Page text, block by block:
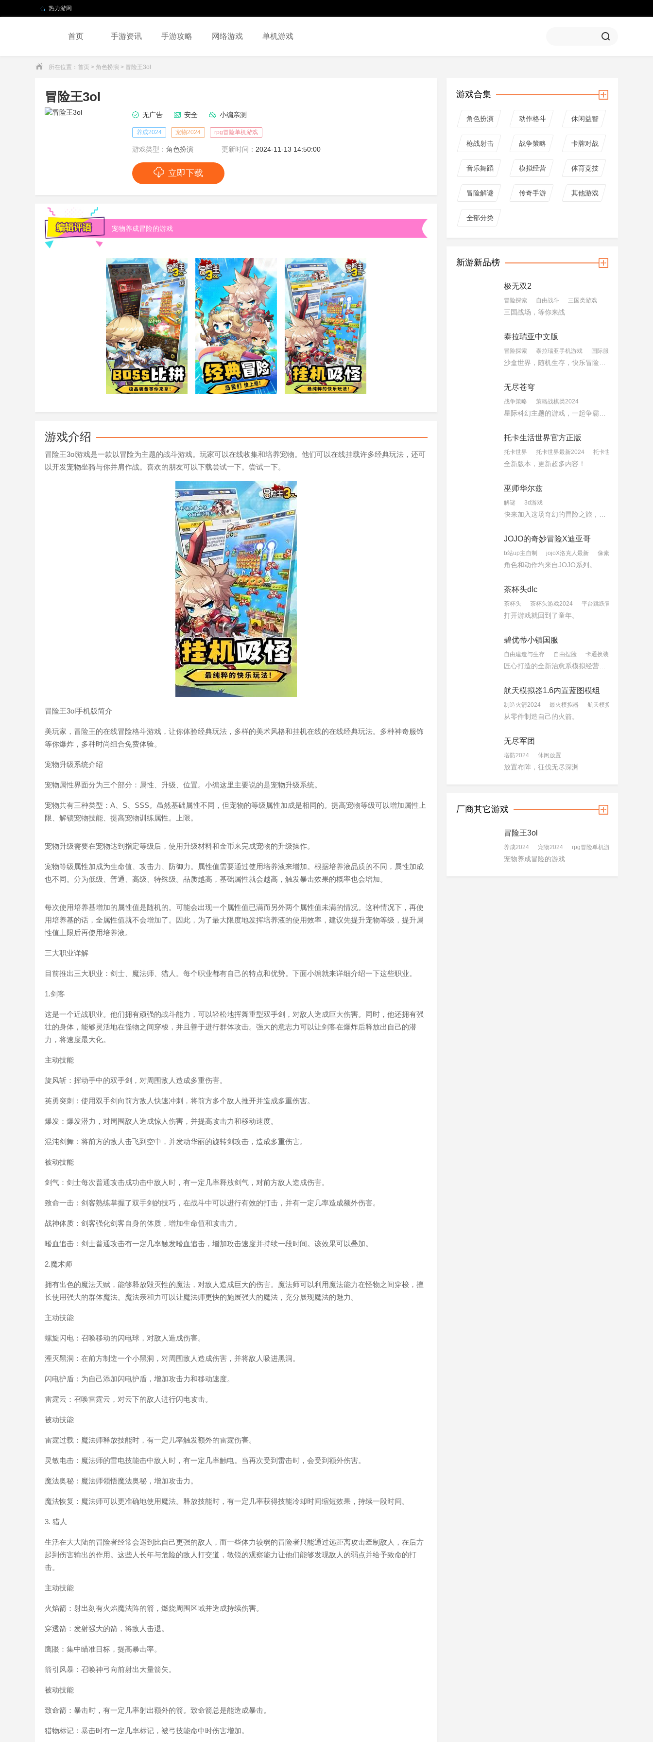
热力游网
首页 手游资讯 手游攻略 网络游戏 单机游戏
所在位置： 首页 > 角色扮演 > 冒险王3ol
冒险王3ol
无广告 安全 小编亲测
养成2024 宠物2024 rpg冒险单机游戏
游戏类型： 角色扮演 更新时间： 2024-11-13 14:50:00
立即下载
宠物养成冒险的游戏
游戏介绍
冒险王3ol游戏是一款以冒险为主题的战斗游戏。玩家可以在线收集和培养宠物。他们可以在线挂载许多经典玩法，还可
以开发宠物坐骑与你并肩作战。喜欢的朋友可以下载尝试一下。尝试一下。
冒险王3ol手机版简介
美玩家，冒险王的在线冒险格斗游戏，让你体验经典玩法，多样的美术风格和挂机在线的在线经典玩法。多种神奇服饰
等你爆炸，多种时尚组合免费体验。
宠物升级系统介绍
宠物属性界面分为三个部分：属性、升级、位置。小编这里主要说的是宠物升级系统。
宠物共有三种类型：A、S、SSS。虽然基础属性不同，但宠物的等级属性加成是相同的。提高宠物等级可以增加属性上
限、解锁宠物技能、提高宠物训练属性。上限。
宠物升级需要在宠物达到指定等级后，使用升级材料和金币来完成宠物的升级操作。
宠物等级属性加成为生命值、攻击力、防御力。属性值需要通过使用培养液来增加。根据培养液品质的不同，属性加成
也不同。分为低级、普通、高级、特殊级。品质越高，基础属性就会越高，触发暴击效果的概率也会增加。
每次使用培养基增加的属性值是随机的。可能会出现一个属性值已满而另外两个属性值未满的情况。这种情况下，再使
用培养基的话，全属性值就不会增加了。因此，为了最大限度地发挥培养液的使用效率，建议先提升宠物等级，提升属
性值上限后再使用培养液。
三大职业详解
目前推出三大职业：剑士、魔法师、猎人。每个职业都有自己的特点和优势。下面小编就来详细介绍一下这些职业。
1.剑客
这是一个近战职业。他们拥有顽强的战斗能力，可以轻松地挥舞重型双手剑，对敌人造成巨大伤害。同时，他还拥有强
壮的身体，能够灵活地在怪物之间穿梭，并且善于进行群体攻击。强大的意志力可以让剑客在爆炸后释放出自己的潜
力，将速度最大化。
主动技能
旋风斩：挥动手中的双手剑，对周围敌人造成多重伤害。
英勇突刺：使用双手剑向前方敌人快速冲刺，将前方多个敌人推开并造成多重伤害。
爆发：爆发潜力，对周围敌人造成惊人伤害，并提高攻击力和移动速度。
混沌剑舞：将前方的敌人击飞到空中，并发动华丽的旋转剑攻击，造成多重伤害。
被动技能
剑气：剑士每次普通攻击成功击中敌人时，有一定几率释放剑气，对前方敌人造成伤害。
致命一击：剑客熟练掌握了双手剑的技巧，在战斗中可以进行有效的打击，并有一定几率造成额外伤害。
战神体质：剑客强化剑客自身的体质，增加生命值和攻击力。
嗜血追击：剑士普通攻击有一定几率触发嗜血追击，增加攻击速度并持续一段时间。该效果可以叠加。
2.魔术师
拥有出色的魔法天赋，能够释放毁灭性的魔法，对敌人造成巨大的伤害。魔法师可以利用魔法能力在怪物之间穿梭，擅
长使用强大的群体魔法。魔法亲和力可以让魔法师更快的施展强大的魔法，充分展现魔法的魅力。
主动技能
螺旋闪电：召唤移动的闪电球，对敌人造成伤害。
湮灭黑洞：在前方制造一个小黑洞，对周围敌人造成伤害，并将敌人吸进黑洞。
闪电护盾：为自己添加闪电护盾，增加攻击力和移动速度。
雷霆云：召唤雷霆云，对云下的敌人进行闪电攻击。
被动技能
雷霆过载：魔法师释放技能时，有一定几率触发额外的雷霆伤害。
灵敏电击：魔法师的雷电技能击中敌人时，有一定几率触电。当再次受到雷击时，会受到额外伤害。
魔法奥秘：魔法师领悟魔法奥秘，增加攻击力。
魔法恢复：魔法师可以更准确地使用魔法。释放技能时，有一定几率获得技能冷却时间缩短效果，持续一段时间。
3. 猎人
生活在大大陆的冒险者经常会遇到比自己更强的敌人，而一些体力较弱的冒险者只能通过远距离攻击牵制敌人，在后方
起到伤害输出的作用。这些人长年与危险的敌人打交道，敏锐的观察能力让他们能够发现敌人的弱点并给予致命的打
击。
主动技能
火焰箭：射出刻有火焰魔法阵的箭，燃烧周围区域并造成持续伤害。
穿透箭：发射强大的箭，将敌人击退。
鹰眼：集中瞄准目标，提高暴击率。
箭引风暴：召唤神弓向前射出大量箭矢。
被动技能
致命箭：暴击时，有一定几率射出额外的箭。致命箭总是能造成暴击。
猎物标记：暴击时有一定几率标记，被弓技能命中时伤害增加。
游戏合集
角色扮演 动作格斗 休闲益智
枪战射击 战争策略 卡牌对战
音乐舞蹈 模拟经营 体育竞技
冒险解谜 传奇手游 其他游戏
全部分类
新游新品榜
极无双2
冒险探索 自由战斗 三国类游戏
三国战场，等你来战
泰拉瑞亚中文版
冒险探索 泰拉瑞亚手机游戏 国际服手游2024
无尽苍穹
战争策略 策略战棋类2024
托卡生活世界官方正版
托卡世界 托卡世界最新2024 托卡世界更新版
全新版本，更新超多内容！
巫师华尔兹
解谜 3d游戏
JOJO的奇妙冒险X迪亚哥
b站up主自制 jojoX洛克人最新 像素风格的单机
角色和动作均来自JOJO系列。
茶杯头dlc
茶杯头 茶杯头游戏2024 平台跳跃冒险
打开游戏就回到了童年。
碧优蒂小镇国服
自由建造与生存 自由捏脸 卡通换装游戏
航天模拟器1.6内置蓝图模组
制造火箭2024 最火模拟器 航天模拟器
从零件制造自己的火箭。
无尽军团
塔防2024 休闲放置
放置布阵，征伐无尽深渊
厂商其它游戏
冒险王3ol
养成2024 宠物2024 rpg冒险单机游戏
宠物养成冒险的游戏